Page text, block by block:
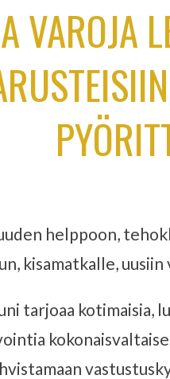
VAROJA
helppoon,
kisamatkalle,
tarjoaa